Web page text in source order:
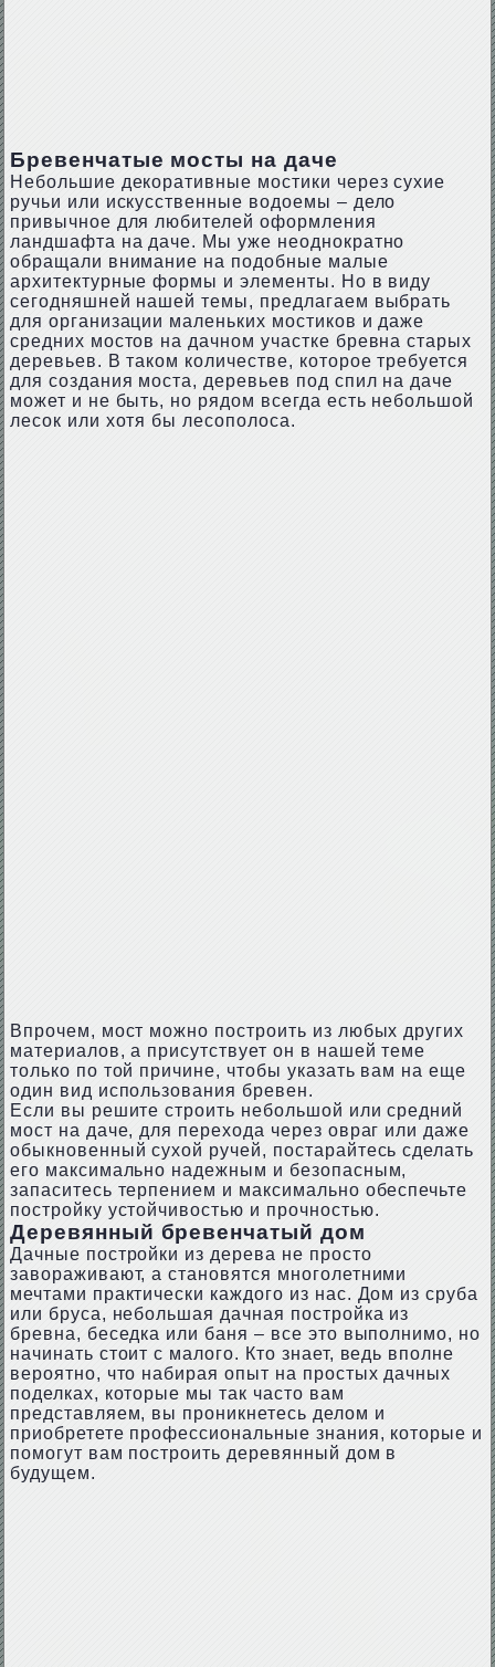
Бревенчатые мосты на даче
Небольшие декоративные мостики через сухие
ручьи или искусственные водоемы – дело
привычное для любителей оформления
ландшафта на даче. Мы уже неоднократно
обращали внимание на подобные малые
архитектурные формы и элементы. Но в виду
сегодняшней нашей темы, предлагаем выбрать
для организации маленьких мостиков и даже
средних мостов на дачном участке бревна старых
деревьев. В таком количестве, которое требуется
для создания моста, деревьев под спил на даче
может и не быть, но рядом всегда есть небольшой
лесок или хотя бы лесополоса.
Впрочем, мост можно построить из любых других
материалов, а присутствует он в нашей теме
только по той причине, чтобы указать вам на еще
один вид использования бревен.
Если вы решите строить небольшой или средний
мост на даче, для перехода через овраг или даже
обыкновенный сухой ручей, постарайтесь сделать
его максимально надежным и безопасным,
запаситесь терпением и максимально обеспечьте
постройку устойчивостью и прочностью.
Деревянный бревенчатый дом
Дачные постройки из дерева не просто
завораживают, а становятся многолетними
мечтами практически каждого из нас. Дом из сруба
или бруса, небольшая дачная постройка из
бревна, беседка или баня – все это выполнимо, но
начинать стоит с малого. Кто знает, ведь вполне
вероятно, что набирая опыт на простых дачных
поделках, которые мы так часто вам
представляем, вы проникнетесь делом и
приобретете профессиональные знания, которые и
помогут вам построить деревянный дом в
будущем.